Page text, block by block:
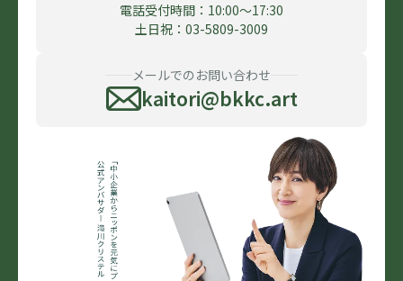
電話受付時間：10:00〜17:30
土日祝：03-5809-3009
メールでのお問い合わせ
kaitori@bkkc.art